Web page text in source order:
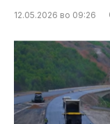
12.05.2026 во 09:26